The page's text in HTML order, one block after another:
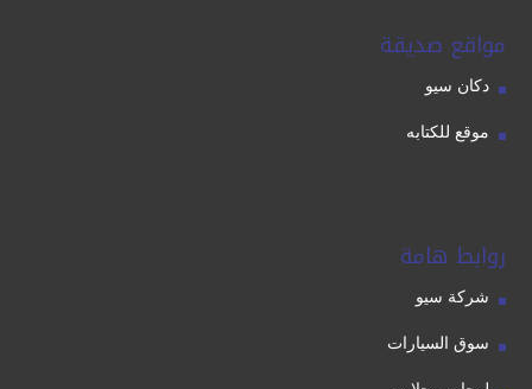
مواقع صديقة
دكان سيو
موقع للكتابه
روابط هامة
شركة سيو
سوق السيارات